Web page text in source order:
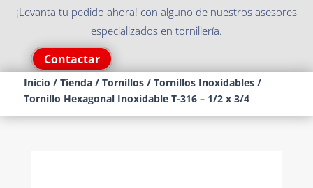
¡Levanta tu pedido ahora! con alguno de nuestros asesores
especializados en tornillería.
Contactar
Inicio / Tienda/ Tornillos/ Tornillos Inoxidables/
Tornillo Hexagonal Inoxidable T-316 – 1/2 x 3/4